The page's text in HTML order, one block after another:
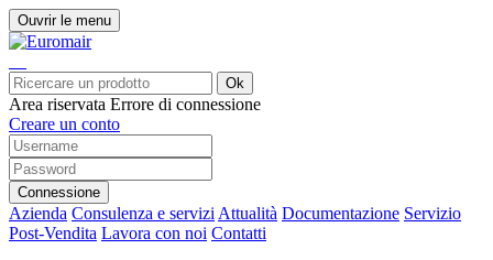
Ouvrir le menu
Ok
Area riservata Errore di connessione
Creare un conto
Connessione
Azienda Consulenza e servizi Attualità Documentazione Servizio
Post-Vendita Lavora con noi Contatti